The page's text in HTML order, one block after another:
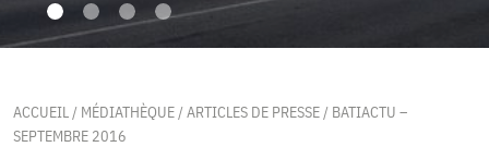
ACCUEIL/ MÉDIATHÈQUE/ARTICLES DE PRESSE/ BATIACTU –
SEPTEMBRE 2016